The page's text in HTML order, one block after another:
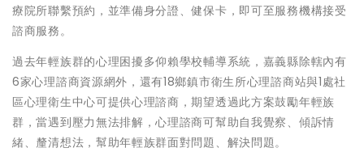
療院所聯繫預約，並準備身分證、健保卡，即可至服務機構接受
諮商服務。
過去年輕族群的心理困擾多仰賴學校輔導系統，嘉義縣除轄內有
6家心理諮商資源網外，還有18鄉鎮市衛生所心理諮商站與1處社
區心理衛生中心可提供心理諮商，期望透過此方案鼓勵年輕族
群，當遇到壓力無法排解，心理諮商可幫助自我覺察、傾訴情
緒、釐清想法，幫助年輕族群面對問題、解決問題。